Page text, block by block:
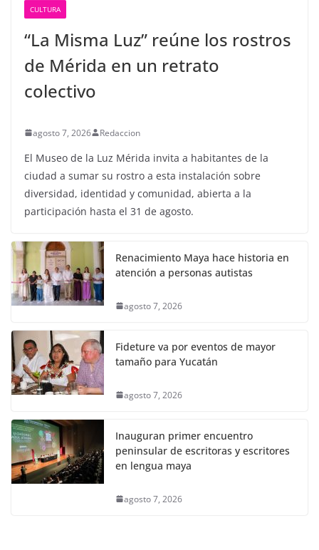
CULTURA
“La Misma Luz” reúne los rostros
de Mérida en un retrato
colectivo
agosto 7, 2026 Redaccion
El Museo de la Luz Mérida invita a habitantes de la
ciudad a sumar su rostro a esta instalación sobre
diversidad, identidad y comunidad, abierta a la
participación hasta el 31 de agosto.
Renacimiento Maya hace historia en
atención a personas autistas
agosto 7, 2026
Fideture va por eventos de mayor
tamaño para Yucatán
agosto 7, 2026
Inauguran primer encuentro
peninsular de escritoras y escritores
en lengua maya
agosto 7, 2026